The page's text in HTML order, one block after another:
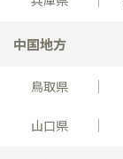
中国地方
鳥取県
山口県